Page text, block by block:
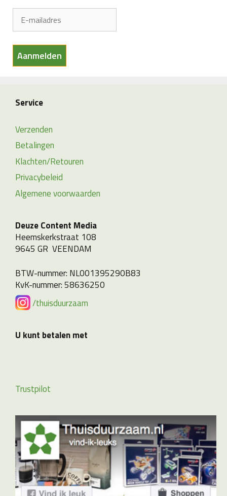
Service
Verzenden
Betalingen
Klachten/Retouren
Privacybeleid
Algemene voorwaarden
Deuze Content Media
Heemskerkstraat 108
9645 GR VEENDAM
BTW-nummer: NL001395290B83
KvK-nummer: 58636250
/thuisduurzaam
U kunt betalen met
Trustpilot